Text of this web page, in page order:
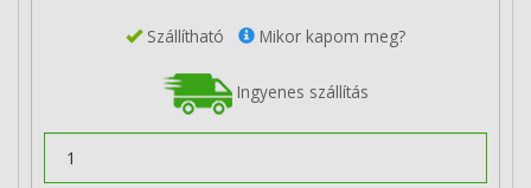
Szállítható Mikor kapom meg?
Ingyenes szállítás